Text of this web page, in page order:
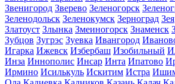
Звенигород Зверево Зеленогорск
Зеленодольск Зеленокумск Зерноград Зея
Златоуст Злынка Змеиногорск Знаменск
Зубцов Зугрэс Зуевка Ивангород
Игарка Ижевск Избербаш Изобильный
Инза Иннополис Инсар Инта Ипатово
Ирмино Исилькуль Искитим Истра